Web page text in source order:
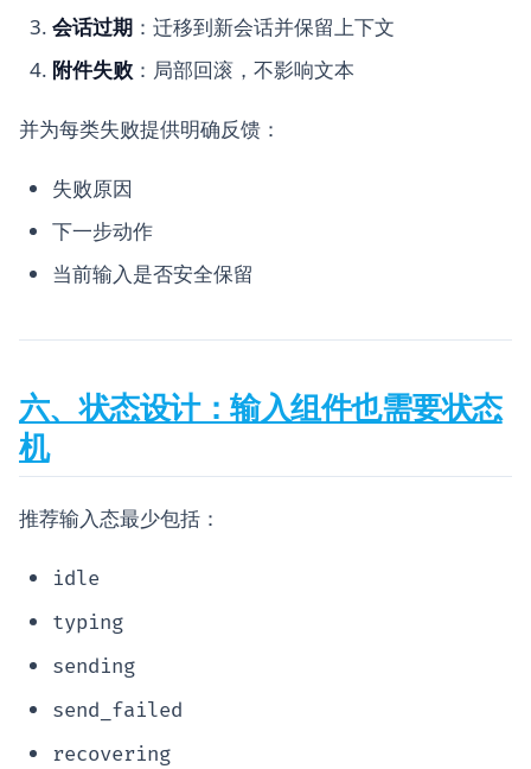
会话过期 ：迁移到新会话并保留上下文
附件失败 ：局部回滚，不影响文本
并为每类失败提供明确反馈：
失败原因
下一步动作
当前输入是否安全保留
六、状态设计：输入组件也需要状态
机
推荐输入态最少包括：
idle
typing
sending
send_failed
recovering